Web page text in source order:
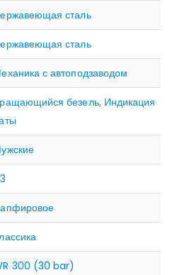
сталь
сталь
с автоподзаводом
безель, Индикация
300 (30 bar)